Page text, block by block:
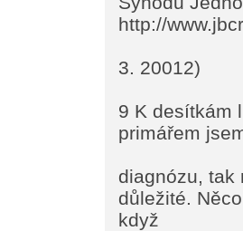
http://
3. 20012)
9 K desítkám
primářem
diagnózu, tak
důležité.
když